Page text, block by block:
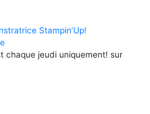
Stampin’Up!
chaque jeudi uniquement! sur